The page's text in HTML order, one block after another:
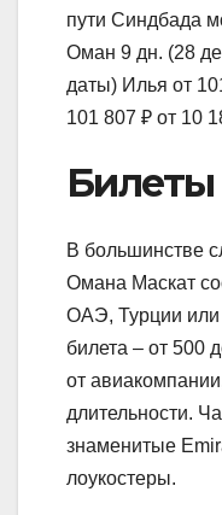
пути Синдбада
Оман 9 дн. (28
даты) Илья от
101 807 ₽ от 10
Билеты
В большинстве
Омана Маскат
ОАЭ, Турции или
билета – от 500
от
длительности.
знаменитые
лоукостеры.